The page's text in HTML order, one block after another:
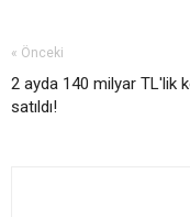
« Önceki
2 ayda 140 milyar TL'lik
satıldı!